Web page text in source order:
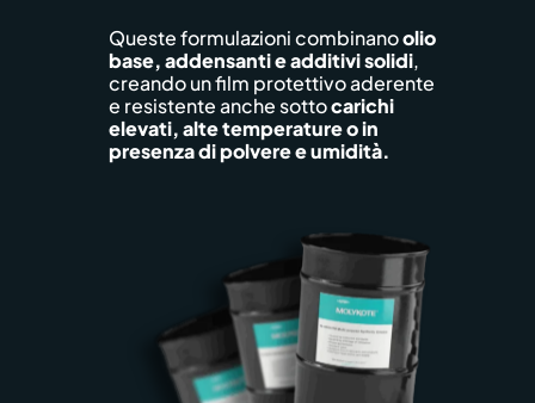
Queste formulazioni combinanoolio
base, addensanti e additivi solidi,
creando un film protettivo aderente
e resistente anche sottocarichi
elevati, alte temperature o in
presenza di polvere e umidità.